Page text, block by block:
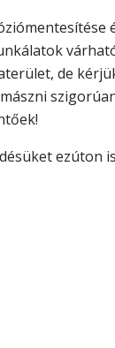
de
ezúton